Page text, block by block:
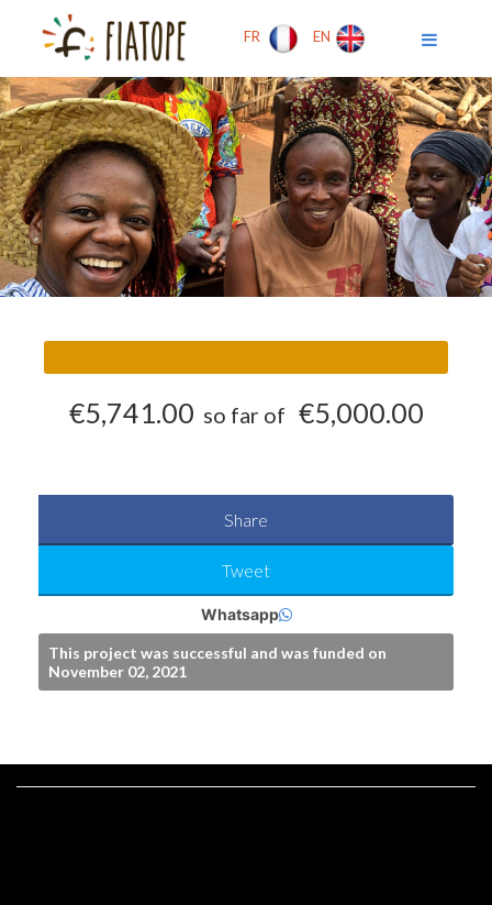
FR EN
€5,741.00 so far of €5,000.00
Share
Tweet
Whatsapp
This project was successful and was funded on
November 02, 2021